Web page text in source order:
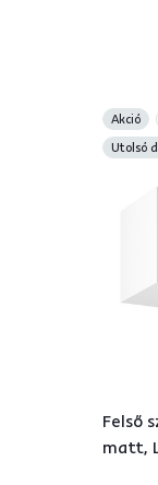
Akció
Utolsó
Felső
matt,